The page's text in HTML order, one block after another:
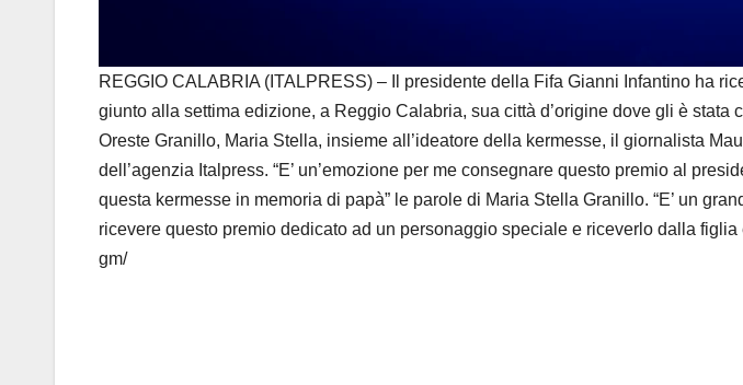
REGGIO CALABRIA (ITALPRESS) – Il presidente della Fifa Gianni Infantino ha
giunto alla settima edizione, a Reggio Calabria, sua città d’origine dove gli è
Oreste Granillo, Maria Stella, insieme all’ideatore della kermesse, il giornalista
dell’agenzia Italpress. “E’ un’emozione per me consegnare questo premio al
questa kermesse in memoria di papà” le parole di Maria Stella Granillo. “E’ un
ricevere questo premio dedicato ad un personaggio speciale e riceverlo dalla
gm/